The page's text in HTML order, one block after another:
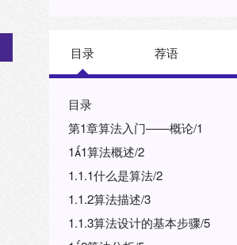
目录 荐语
目录
第1章算法入门——概论/1
11算法概述/2
1.1.1什么是算法/2
1.1.2算法描述/3
1.1.3算法设计的基本步骤/5